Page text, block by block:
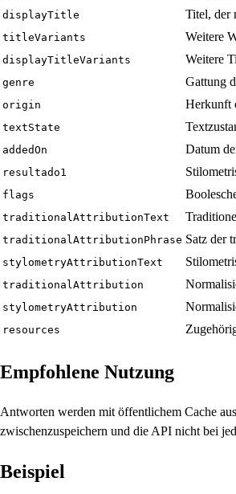
displayTitle Titel, der
titleVariants Weitere
displayTitleVariants Weitere
genre Gattung
origin Herkunft
textState
addedOn Datum
resultado1
flags
traditionalAttributionText
traditionalAttributionPhrase Satz der
stylometryAttributionText
traditionalAttribution
stylometryAttribution
resources
Empfohlene Nutzung
Antworten werden mit öffentlichem Cache
zwischenzuspeichern und die API nicht bei
Beispiel